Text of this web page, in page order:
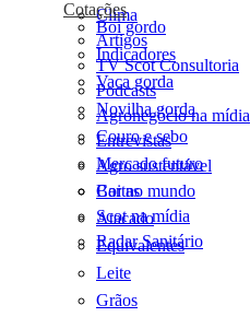
Clima
Artigos
TV Scot Consultoria
Podcasts
Agronegócio na mídia
Entrevistas
Agro sustentável
Cartas
Scot na mídia
Radar Sanitário
Cotações
Boi gordo
Indicadores
Vaca gorda
Novilha gorda
Couro e sebo
Mercado futuro
Boi no mundo
Atacado
Equivalentes
Leite
Grãos